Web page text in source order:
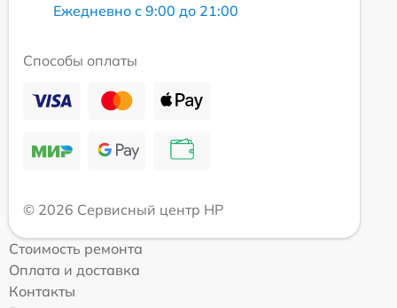
Ежедневно с 9:00 до 21:00
Способы оплаты
© 2026 Сервисный центр HP
Стоимость ремонта
Оплата и доставка
Контакты